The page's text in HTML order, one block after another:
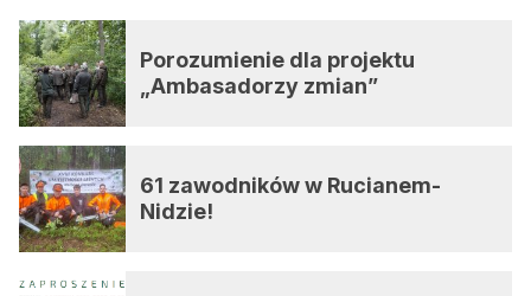
Porozumienie dla projektu
„Ambasadorzy zmian”
61 zawodników w Rucianem-
Nidzie!